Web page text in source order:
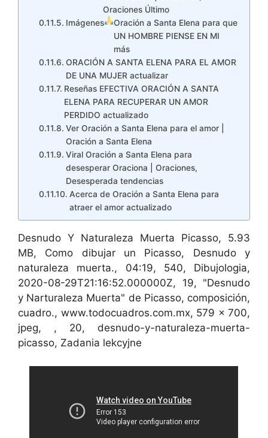
Oraciones Último
Imágenes
Oración a Santa Elena para que
UN HOMBRE PIENSE EN MI
más
ORACIÓN A SANTA ELENA PARA EL AMOR
DE UNA MUJER actualizar
Reseñas EFECTIVA ORACIÓN A SANTA
ELENA PARA RECUPERAR UN AMOR
PERDIDO actualizado
Ver Oración a Santa Elena para el amor |
Oración a Santa Elena
Viral Oración a Santa Elena para
desesperar Oraciona | Oraciones,
Desesperada tendencias
Acerca de Oración a Santa Elena para
atraer el amor actualizado
Desnudo Y Naturaleza Muerta Picasso, 5.93
MB, Como dibujar un Picasso, Desnudo y
naturaleza muerta., 04:19, 540, Dibujologia,
2020-08-29T21:16:52.000000Z, 19, "Desnudo
y Narturaleza Muerta" de Picasso, composición,
cuadro., www.todocuadros.com.mx, 579 x 700,
jpeg, , 20, desnudo-y-naturaleza-muerta-
picasso, Zadania lekcyjne